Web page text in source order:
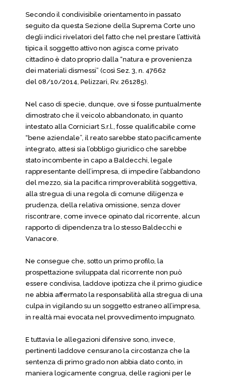
Secondo il condivisibile orientamento in passato
seguito da questa Sezione della Suprema Corte uno
degli indici rivelatori del fatto che nel prestare l’attività
tipica il soggetto attivo non agisca come privato
cittadino è dato proprio dalla “natura e provenienza
dei materiali dismessi” (così Sez. 3, n. 47662
del 08/10/2014, Pelizzari, Rv. 261285).
Nel caso di specie, dunque, ove si fosse puntualmente
dimostrato che il veicolo abbandonato, in quanto
intestato alla Corniciart S.r.l., fosse qualificabile come
“bene aziendale”, il reato sarebbe stato pacificamente
integrato, attesi sia l’obbligo giuridico che sarebbe
stato incombente in capo a Baldecchi, legale
rappresentante dell’impresa, di impedire l’abbandono
del mezzo, sia la pacifica rimproverabilità soggettiva,
alla stregua di una regola di comune diligenza e
prudenza, della relativa omissione, senza dover
riscontrare, come invece opinato dal ricorrente, alcun
rapporto di dipendenza tra lo stesso Baldecchi e
Vanacore.
Ne consegue che, sotto un primo profilo, la
prospettazione sviluppata dal ricorrente non può
essere condivisa, laddove ipotizza che il primo giudice
ne abbia affermato la responsabilità alla stregua di una
culpa in vigilando su un soggetto estraneo all’impresa,
in realtà mai evocata nel provvedimento impugnato.
E tuttavia le allegazioni difensive sono, invece,
pertinenti laddove censurano la circostanza che la
sentenza di primo grado non abbia dato conto, in
maniera logicamente congrua, delle ragioni per le